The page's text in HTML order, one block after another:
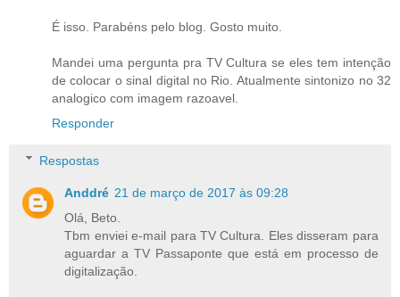
É isso. Parabéns pelo blog. Gosto muito.
Mandei uma pergunta pra TV Cultura se eles tem intenção
de colocar o sinal digital no Rio. Atualmente sintonizo no 32
analogico com imagem razoavel.
Responder
Respostas
Anddré 21 de março de 2017 às 09:28
Olá, Beto.
Tbm enviei e-mail para TV Cultura. Eles disseram para
aguardar a TV Passaponte que está em processo de
digitalização.